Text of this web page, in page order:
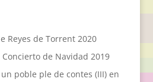
Reyes de Torrent 2020
de Navidad 2019
poble ple de contes (III) en